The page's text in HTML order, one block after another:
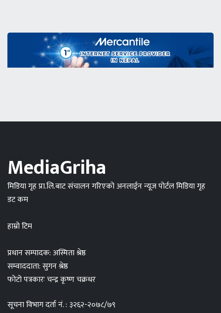
MediaGriha
मिडिया गृह प्रा.लि.बाट संचालन गरिएको अनलाईन न्यूज पोर्टल मिडिया गृह
डट कम
हाम्रो टिम
प्रधान सम्पादक: अस्मिता श्रेष्ठ
सम्वाददाता: सुगन श्रेष्ठ
फोटो पत्रकारः चन्द्र कृष्ण चक्रधर
सूचना विभाग दर्ता नं. : ३२६२-२०७८/७९